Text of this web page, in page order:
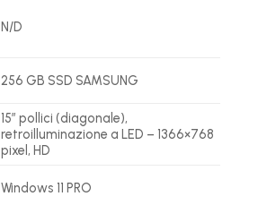
N/D
256 GB SSD SAMSUNG
15″ pollici (diagonale),
retroilluminazione a LED – 1366×768
pixel, HD
Windows 11 PRO